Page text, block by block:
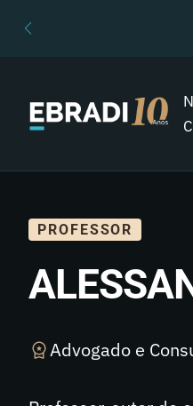
PROFESSOR
Advogado e